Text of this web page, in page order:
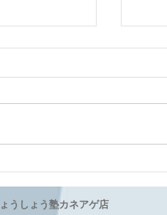
うしょう塾カネアゲ店